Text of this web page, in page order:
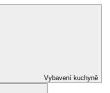
Vybavení kuchyně